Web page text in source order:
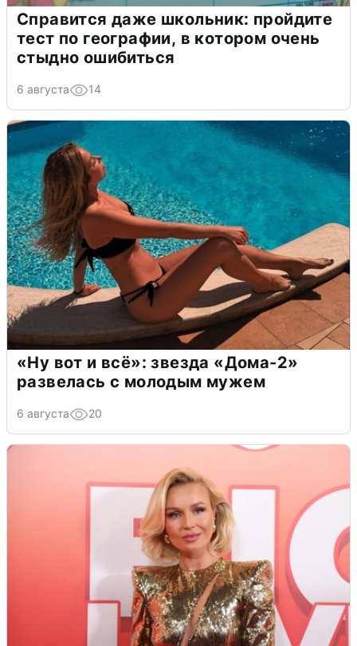
Справится даже школьник: пройдите
тест по географии, в котором очень
стыдно ошибиться
6 августа 14
«Ну вот и всё»: звезда «Дома-2»
развелась с молодым мужем
6 августа 20